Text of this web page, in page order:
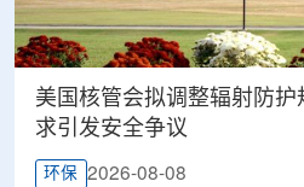
美国核管会拟调整辐射防
求引发安全争议
环保 2026-08-08